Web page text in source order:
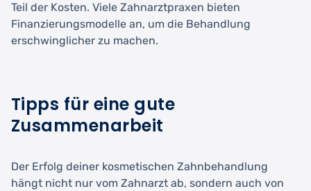
Teil der Kosten. Viele Zahnarztpraxen bieten
Finanzierungsmodelle an, um die Behandlung
erschwinglicher zu machen.
Tipps für eine gute
Zusammenarbeit
Der Erfolg deiner kosmetischen Zahnbehandlung
hängt nicht nur vom Zahnarzt ab, sondern auch von